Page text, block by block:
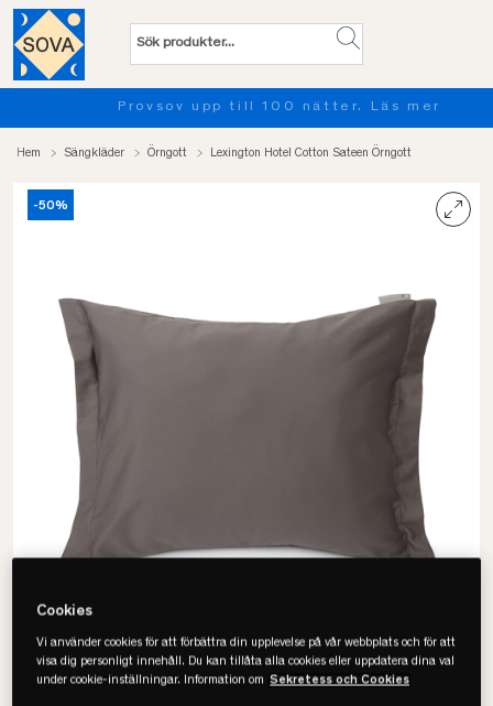
Provsov upp till 100 nätter. Läs mer
Hem Sängkläder Örngott Lexington Hotel Cotton Sateen Örngott
-50%
Cookies
Vi använder cookies för att förbättra din upplevelse på vår webbplats och för att
visa dig personligt innehåll. Du kan tillåta alla cookies eller uppdatera dina val
under cookie-inställningar. Information om Sekretess och Cookies